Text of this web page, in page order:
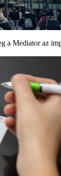
a Mediator az